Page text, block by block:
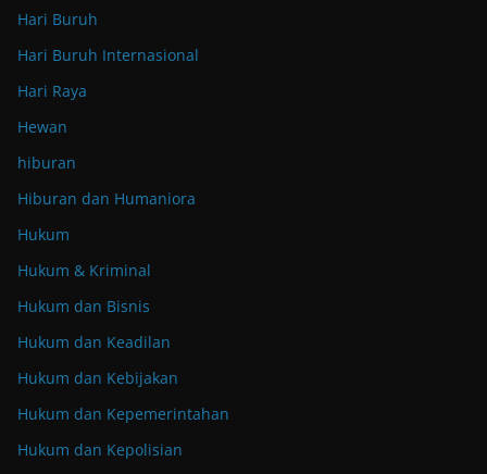
Hari Buruh
Hari Buruh Internasional
Hari Raya
Hewan
hiburan
Hiburan dan Humaniora
Hukum
Hukum & Kriminal
Hukum dan Bisnis
Hukum dan Keadilan
Hukum dan Kebijakan
Hukum dan Kepemerintahan
Hukum dan Kepolisian